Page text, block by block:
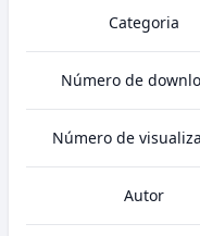
Categoria
Número de
Número de
Autor